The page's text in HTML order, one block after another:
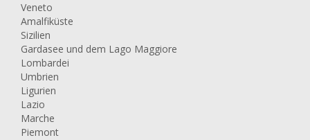
Veneto
Amalfiküste
Sizilien
Gardasee und dem Lago Maggiore
Lombardei
Umbrien
Ligurien
Lazio
Marche
Piemont